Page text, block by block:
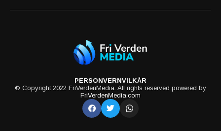
PERSONVERNVILKÅR
© Copyright 2022 FriVerdenMedia. All rights reserved powered by
FriVerdenMedia.com